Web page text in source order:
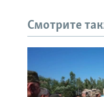
Смотрите